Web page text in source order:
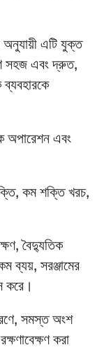
অনুযায়ী এটি যুক্ত
সহজ এবং দ্রুত,
অপারেশন এবং
কম শক্তি খরচ,
বৈদ্যুতিক
ব্যয়, সরঞ্জামের
করে।
সমস্ত অংশ
করা